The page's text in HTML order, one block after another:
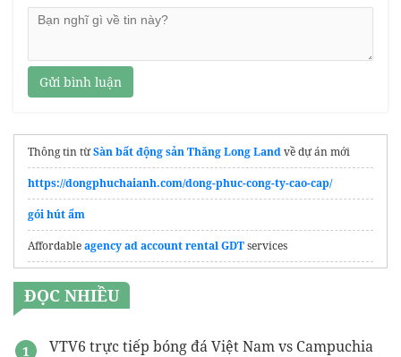
Gửi bình luận
Thông tin từSàn bất động sản Thăng Long Landvề dự án mới
https://dongphuchaianh.com/dong-phuc-cong-ty-cao-cap/
gói hút ẩm
Affordableagency ad account rental GDTservices
ĐỌC NHIỀU
VTV6 trực tiếp bóng đá Việt Nam vs Campuchia